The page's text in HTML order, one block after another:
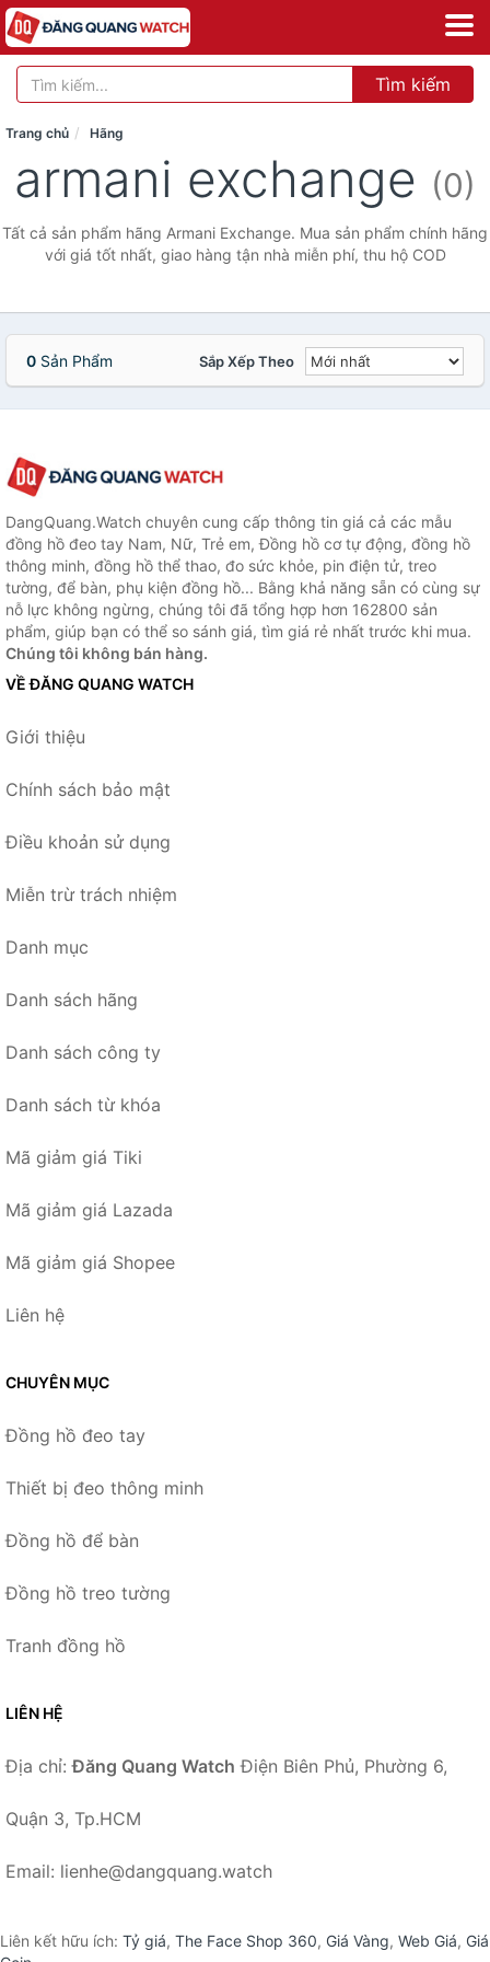
Tìm kiếm
Trang chủ Hãng
armani exchange (0)
Tất cả sản phẩm hãng Armani Exchange. Mua sản phẩm chính hãng
với giá tốt nhất, giao hàng tận nhà miễn phí, thu hộ COD
0 Sản Phẩm Sắp Xếp Theo
DangQuang.Watch chuyên cung cấp thông tin giá cả các mẫu
đồng hồ đeo tay Nam, Nữ, Trẻ em, Đồng hồ cơ tự động, đồng hồ
thông minh, đồng hồ thể thao, đo sức khỏe, pin điện tử, treo
tường, để bàn, phụ kiện đồng hồ... Bằng khả năng sẵn có cùng sự
nỗ lực không ngừng, chúng tôi đã tổng hợp hơn 162800 sản
phẩm, giúp bạn có thể so sánh giá, tìm giá rẻ nhất trước khi mua.
Chúng tôi không bán hàng.
VỀ ĐĂNG QUANG WATCH
Giới thiệu
Chính sách bảo mật
Điều khoản sử dụng
Miễn trừ trách nhiệm
Danh mục
Danh sách hãng
Danh sách công ty
Danh sách từ khóa
Mã giảm giá Tiki
Mã giảm giá Lazada
Mã giảm giá Shopee
Liên hệ
CHUYÊN MỤC
Đồng hồ đeo tay
Thiết bị đeo thông minh
Đồng hồ để bàn
Đồng hồ treo tường
Tranh đồng hồ
LIÊN HỆ
Địa chỉ:Đăng Quang Watch Điện Biên Phủ, Phường 6,
Quận 3, Tp.HCM
Email: lienhe@dangquang.watch
Liên kết hữu ích: Tỷ giá, The Face Shop 360, Giá Vàng, Web Giá, Giá